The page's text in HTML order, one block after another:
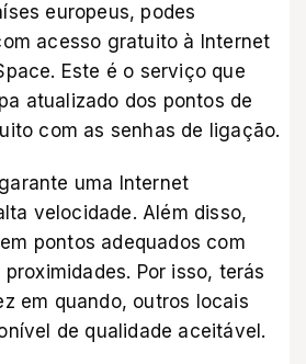
europeus, podes
acesso gratuito à Internet
Este é o serviço que
atualizado dos pontos de
com as senhas de ligação.
uma Internet
velocidade. Além disso,
pontos adequados com
Por isso, terás
em quando, outros locais
de qualidade aceitável.